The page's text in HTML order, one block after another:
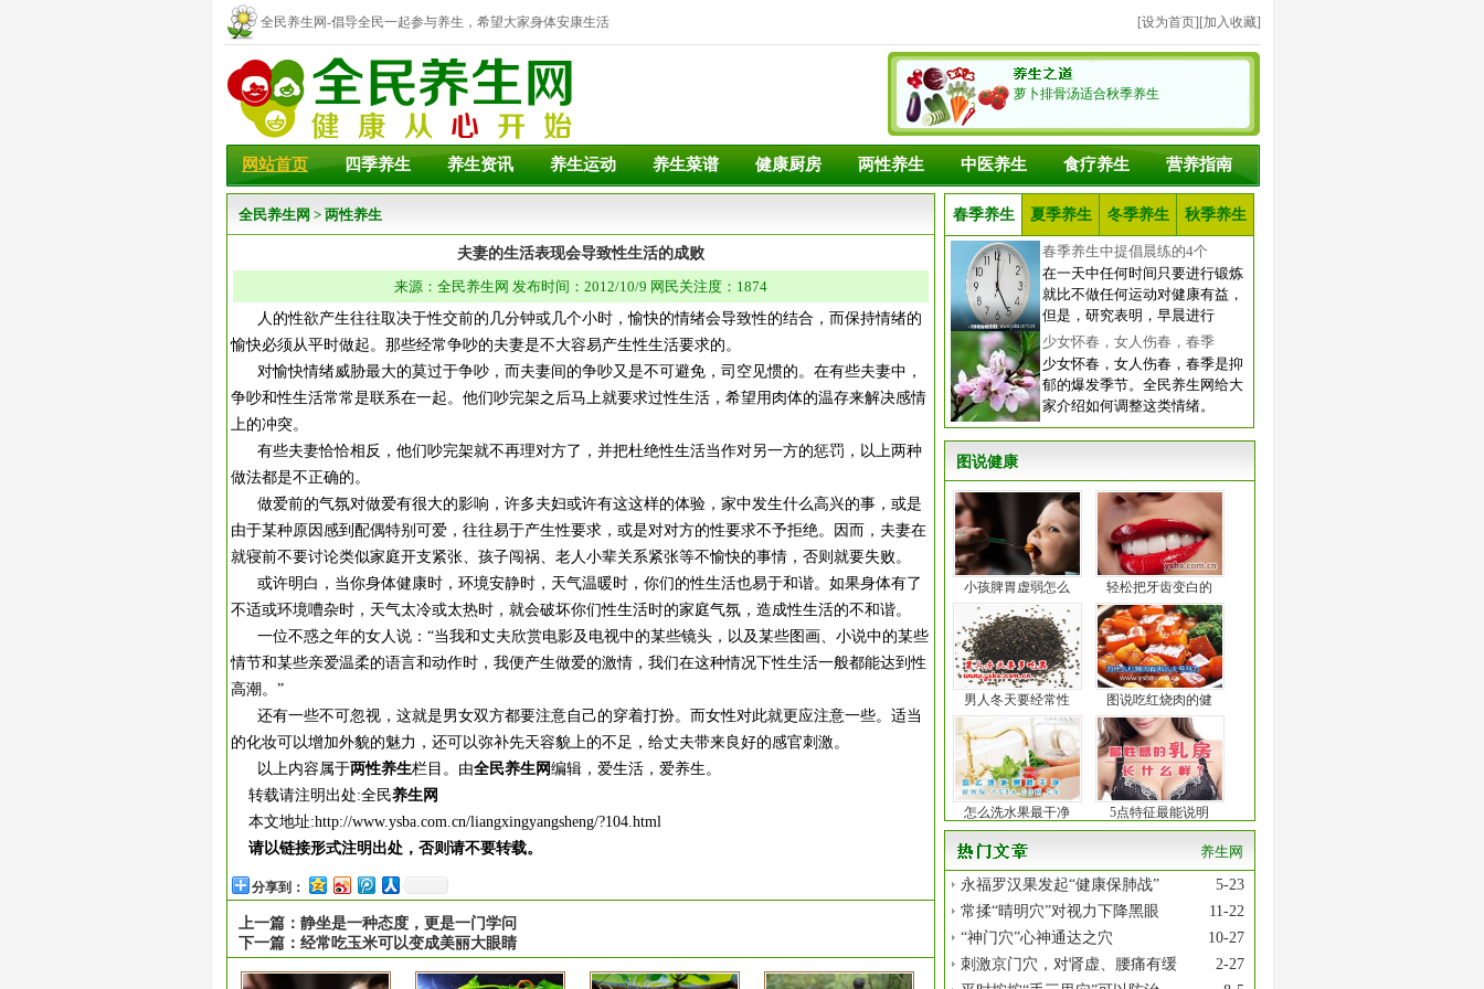
全民养生网-倡导全民一起参与养生，希望大家身体安康生活
幸福！
[设为首页][加入收藏]
萝卜排骨汤适合秋季养生
网站首页 四季养生 养生资讯 养生运动 养生菜谱 健康厨房 两性养生 中医养生 食疗养生 营养指南
全民养生网 > 两性养生
夫妻的生活表现会导致性生活的成败
来源：全民养生网 发布时间：2012/10/9 网民关注度：1874
人的性欲产生往往取决于性交前的几分钟或几个小时，愉快的情绪会导致性的结合，而保持情绪的
愉快必须从平时做起。那些经常争吵的夫妻是不大容易产生性生活要求的。
对愉快情绪威胁最大的莫过于争吵，而夫妻间的争吵又是不可避免，司空见惯的。在有些夫妻中，
争吵和性生活常常是联系在一起。他们吵完架之后马上就要求过性生活，希望用肉体的温存来解决感情
上的冲突。
有些夫妻恰恰相反，他们吵完架就不再理对方了，并把杜绝性生活当作对另一方的惩罚，以上两种
做法都是不正确的。
做爱前的气氛对做爱有很大的影响，许多夫妇或许有这这样的体验，家中发生什么高兴的事，或是
由于某种原因感到配偶特别可爱，往往易于产生性要求，或是对对方的性要求不予拒绝。因而，夫妻在
就寝前不要讨论类似家庭开支紧张、孩子闯祸、老人小辈关系紧张等不愉快的事情，否则就要失败。
或许明白，当你身体健康时，环境安静时，天气温暖时，你们的性生活也易于和谐。如果身体有了
不适或环境嘈杂时，天气太冷或太热时，就会破坏你们性生活时的家庭气氛，造成性生活的不和谐。
一位不惑之年的女人说：“当我和丈夫欣赏电影及电视中的某些镜头，以及某些图画、小说中的某些
情节和某些亲爱温柔的语言和动作时，我便产生做爱的激情，我们在这种情况下性生活一般都能达到性
高潮。”
还有一些不可忽视，这就是男女双方都要注意自己的穿着打扮。而女性对此就更应注意一些。适当
的化妆可以增加外貌的魅力，还可以弥补先天容貌上的不足，给丈夫带来良好的感官刺激。
以上内容属于两性养生栏目。由全民养生网编辑，爱生活，爱养生。
转载请注明出处:全民养生网
本文地址:http://www.ysba.com.cn/liangxingyangsheng/?104.html
请以链接形式注明出处，否则请不要转载。
分享到：
上一篇： 静坐是一种态度，更是一门学问
下一篇： 经常吃玉米可以变成美丽大眼睛
春季养生 夏季养生 冬季养生 秋季养生
春季养生中提倡晨练的4个
在一天中任何时间只要进行锻炼
就比不做任何运动对健康有益，
但是，研究表明，早晨进行
少女怀春，女人伤春，春季
少女怀春，女人伤春，春季是抑
郁的爆发季节。全民养生网给大
家介绍如何调整这类情绪。
图说健康
小孩脾胃虚弱怎么 轻松把牙齿变白的
男人冬天要经常性 图说吃红烧肉的健
怎么洗水果最干净 5点特征最能说明
养生网
5-23
永福罗汉果发起“健康保肺战”
11-22
常揉“晴明穴”对视力下降黑眼
10-27
“神门穴”心神通达之穴
2-27
刺激京门穴，对肾虚、腰痛有缓